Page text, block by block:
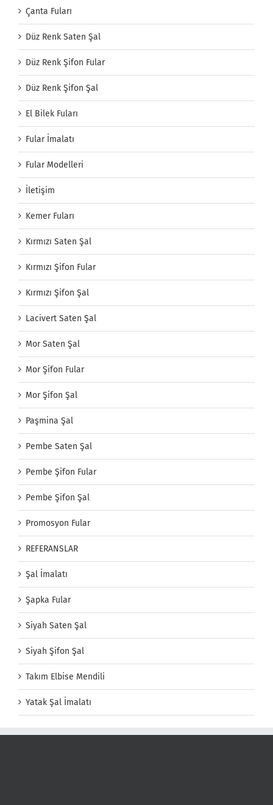
Çanta Fuları
Düz Renk Saten Şal
Düz Renk Şifon Fular
Düz Renk Şifon Şal
El Bilek Fuları
Fular İmalatı
Fular Modelleri
İletişim
Kemer Fuları
Kırmızı Saten Şal
Kırmızı Şifon Fular
Kırmızı Şifon Şal
Lacivert Saten Şal
Mor Saten Şal
Mor Şifon Fular
Mor Şifon Şal
Paşmina Şal
Pembe Saten Şal
Pembe Şifon Fular
Pembe Şifon Şal
Promosyon Fular
REFERANSLAR
Şal İmalatı
Şapka Fular
Siyah Saten Şal
Siyah Şifon Şal
Takım Elbise Mendili
Yatak Şal İmalatı